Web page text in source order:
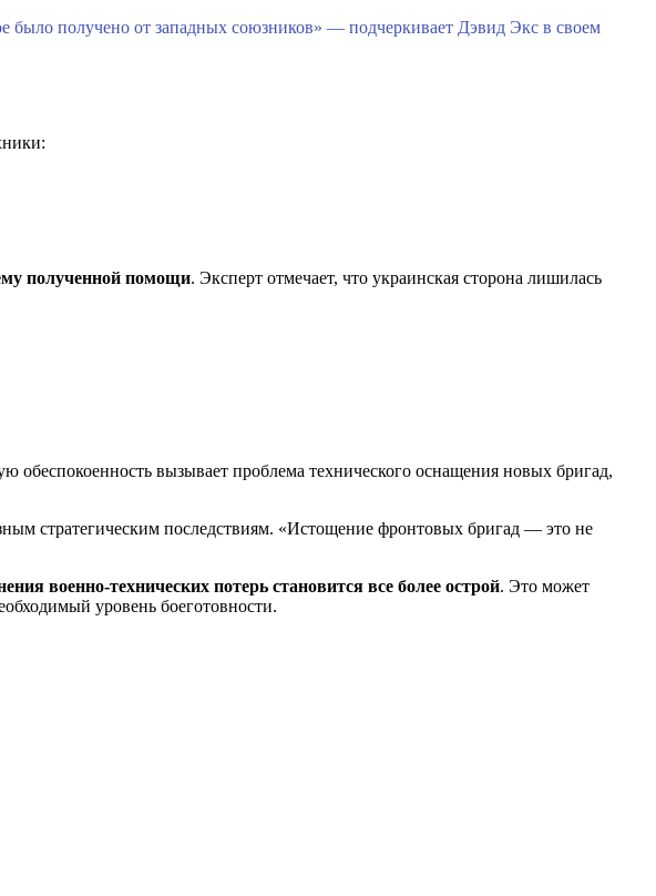
было получено от западных союзников» — подчеркивает Дэвид Экс в своем
полученной помощи. Эксперт отмечает, что украинская сторона лишилась
обеспокоенность вызывает проблема технического оснащения новых бригад,
стратегическим последствиям. «Истощение фронтовых бригад — это не
военно-технических потерь становится все более острой. Это может
уровень боеготовности.